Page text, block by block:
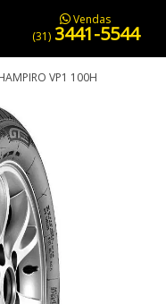
NOSSA LOJA
Vendas
(31) 3441-5544
VP1 100H